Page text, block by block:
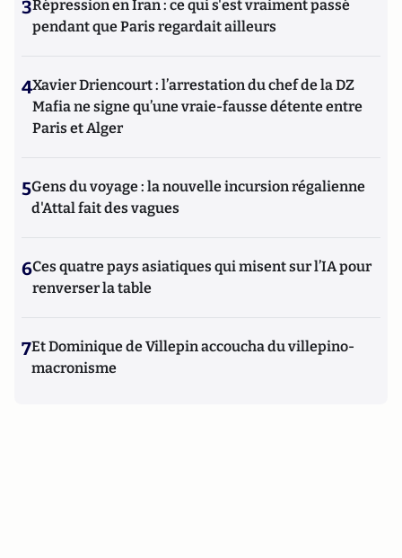
3Répression en Iran : ce qui s'est vraiment passé
pendant que Paris regardait ailleurs
4Xavier Driencourt : l’arrestation du chef de la DZ
Mafia ne signe qu’une vraie-fausse détente entre
Paris et Alger
5Gens du voyage : la nouvelle incursion régalienne
d'Attal fait des vagues
6Ces quatre pays asiatiques qui misent sur l’IA pour
renverser la table
7Et Dominique de Villepin accoucha du villepino-
macronisme